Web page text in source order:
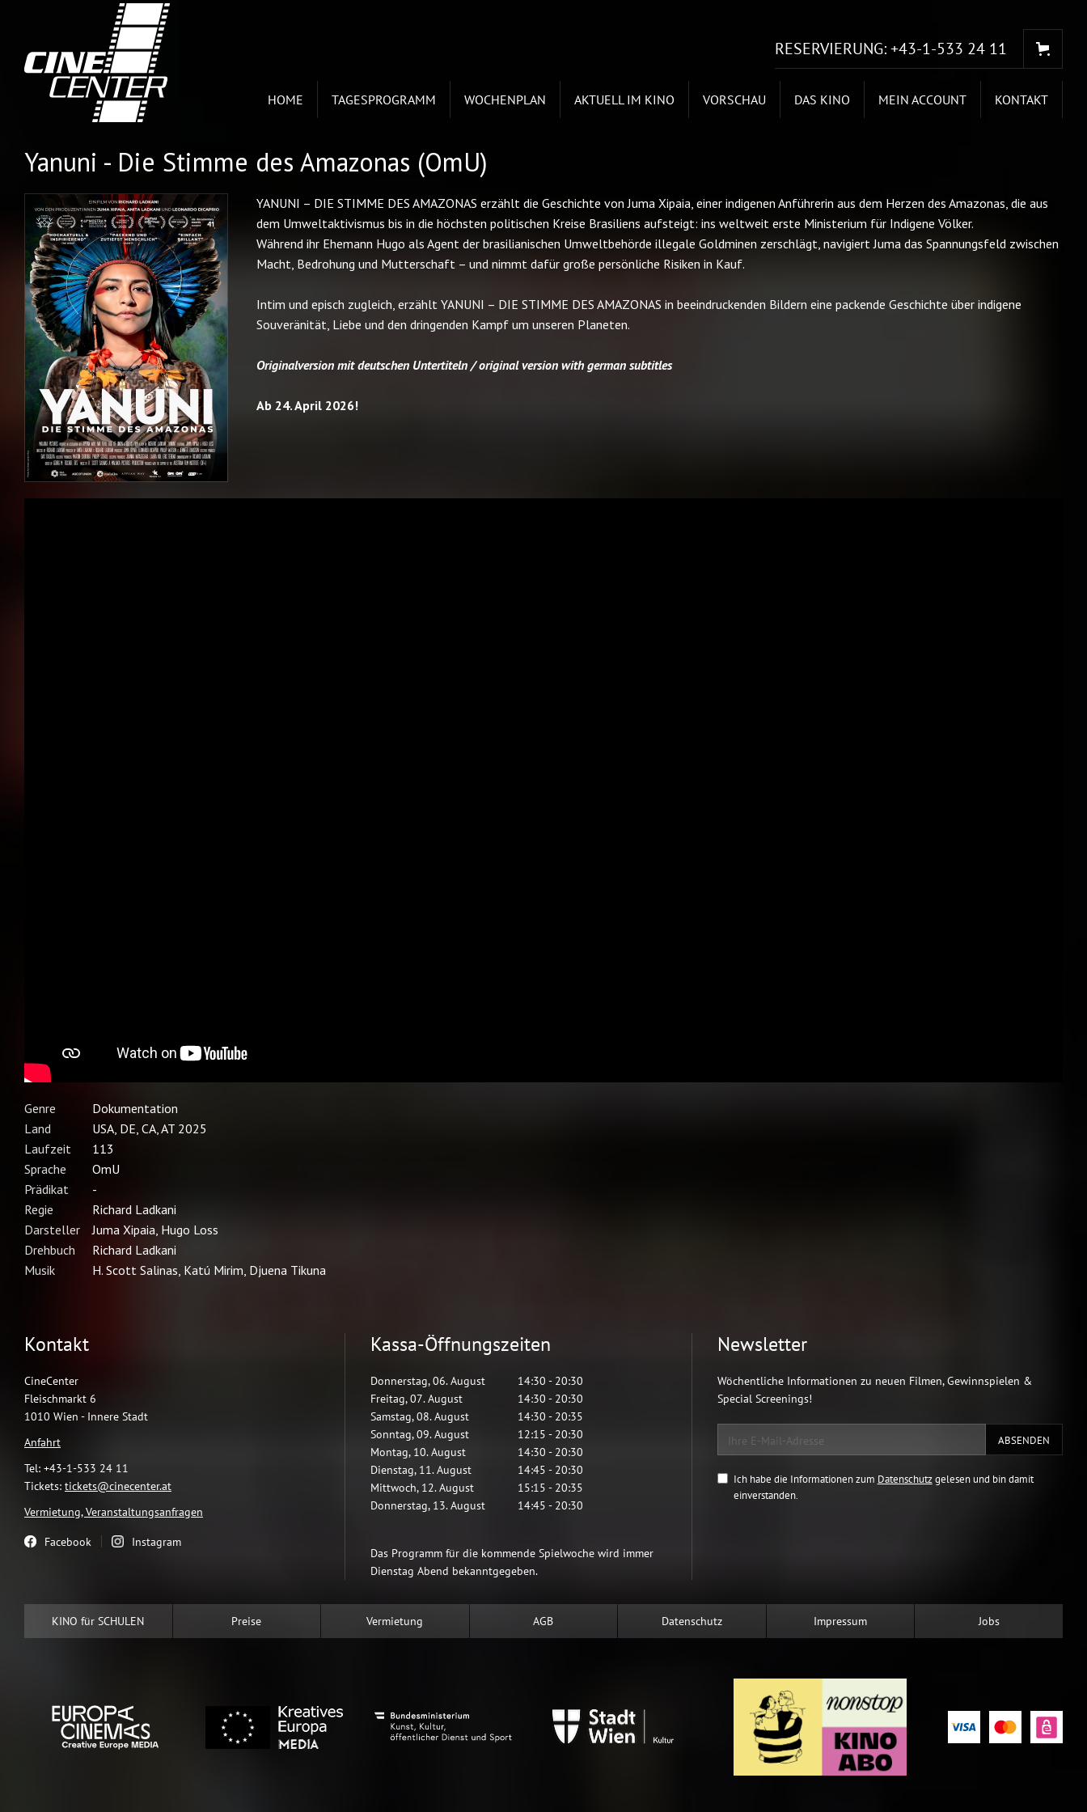
RESERVIERUNG:+43-1-533 24 11
HOME TAGESPROGRAMM WOCHENPLAN AKTUELL IM KINO VORSCHAU DAS KINO MEIN ACCOUNT KONTAKT
Kontakt
CineCenter
Fleischmarkt 6
1010 Wien - Innere Stadt
Anfahrt
Tel: +43-1-533 24 11
Tickets: tickets@cinecenter.at
Vermietung, Veranstaltungsanfragen
Facebook Instagram
Kassa-Öffnungszeiten
Donnerstag,06.August 14:30 - 20:30
Freitag,07.August 14:30 - 20:30
Samstag,08.August 14:30 - 20:35
Sonntag,09.August 12:15 - 20:30
Montag, 10.August 14:30 - 20:30
Dienstag, 11.August 14:45 - 20:30
Mittwoch, 12.August 15:15 - 20:35
Donnerstag, 13.August 14:45 - 20:30
Das Programm für die kommende Spielwoche wird immer
Dienstag Abend bekanntgegeben.
Newsletter
Wöchentliche Informationen zu neuen Filmen, Gewinnspielen &
Special Screenings!
Ich habe die Informationen zum Datenschutzgelesen und bin damit
einverstanden.
KINO für SCHULEN Preise Vermietung AGB Datenschutz Impressum Jobs